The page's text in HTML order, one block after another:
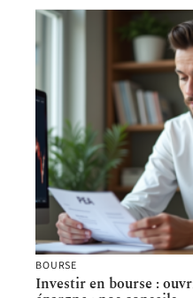
BOURSE
Investir en bourse :